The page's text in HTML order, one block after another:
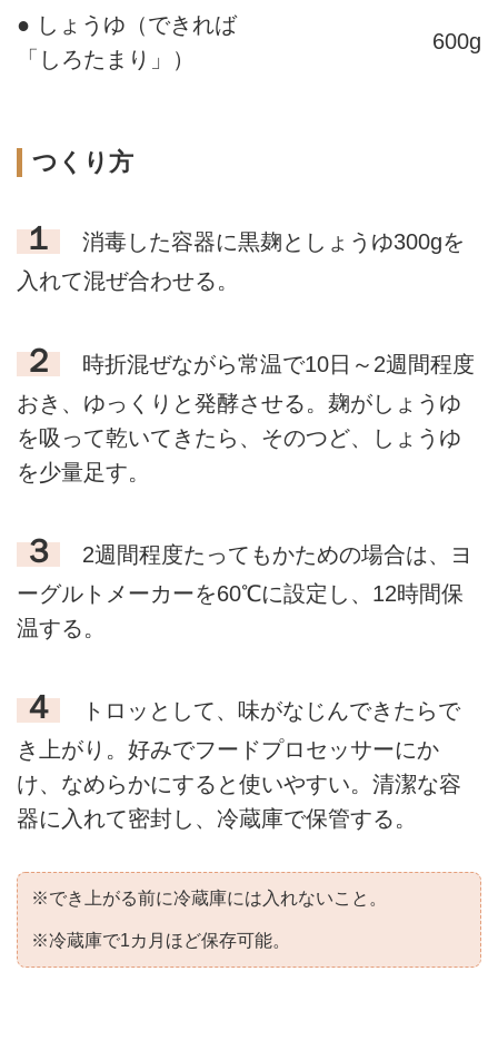
● しょうゆ（できれば
「しろたまり」）
600g
つくり方
１
消毒した容器に黒麹としょうゆ300gを
入れて混ぜ合わせる。
２
時折混ぜながら常温で10日～2週間程度
おき、ゆっくりと発酵させる。麹がしょうゆ
を吸って乾いてきたら、そのつど、しょうゆ
を少量足す。
３
2週間程度たってもかための場合は、ヨ
ーグルトメーカーを60℃に設定し、12時間保
温する。
４
トロッとして、味がなじんできたらで
き上がり。好みでフードプロセッサーにか
け、なめらかにすると使いやすい。清潔な容
器に入れて密封し、冷蔵庫で保管する。
※でき上がる前に冷蔵庫には入れないこと。
※冷蔵庫で1カ月ほど保存可能。